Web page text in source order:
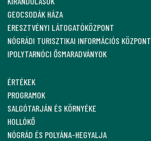
GEOCSODÁK HÁZA
ERESZTVÉNYI LÁTOGATÓKÖZPONT
NÓGRÁDI TURISZTIKAI INFORMÁCIÓS KÖZPONT
IPOLYTARNÓCI ŐSMARADVÁNYOK
ÉRTÉKEK
PROGRAMOK
SALGÓTARJÁN ÉS KÖRNYÉKE
HOLLÓKŐ
NÓGRÁD ÉS POLYÁNA-HEGYALJA